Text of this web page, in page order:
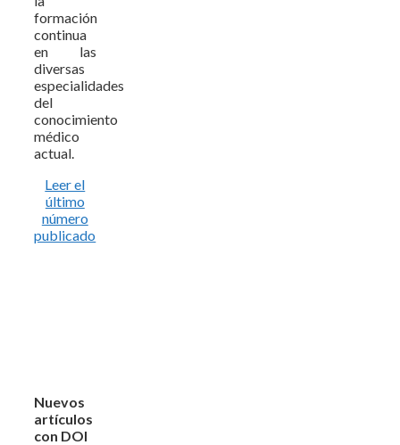
formación
continua
en las
diversas
especialidades
del
conocimiento
médico
actual.
Leer el
último
número
publicado
Nuevos
artículos
con DOI